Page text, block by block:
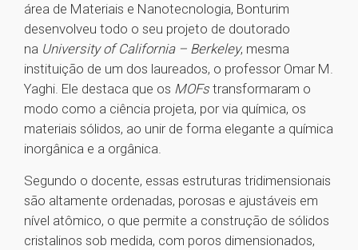
área de Materiais e Nanotecnologia, Bonturim
desenvolveu todo o seu projeto de doutorado
na University of California – Berkeley, mesma
instituição de um dos laureados, o professor Omar M.
Yaghi. Ele destaca que os MOFs transformaram o
modo como a ciência projeta, por via química, os
materiais sólidos, ao unir de forma elegante a química
inorgânica e a orgânica.
Segundo o docente, essas estruturas tridimensionais
são altamente ordenadas, porosas e ajustáveis em
nível atômico, o que permite a construção de sólidos
cristalinos sob medida, com poros dimensionados,